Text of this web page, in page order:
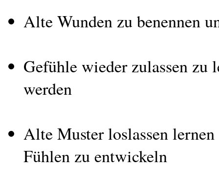
Alte Wunden zu benennen
Gefühle wieder zulassen
werden
Alte Muster loslassen
Fühlen zu entwickeln